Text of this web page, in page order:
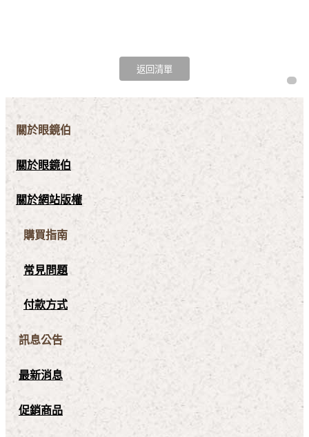
關於眼鏡伯
關於眼鏡伯
關於網站版權
購買指南
常見問題
付款方式
訊息公告
最新消息
促銷商品